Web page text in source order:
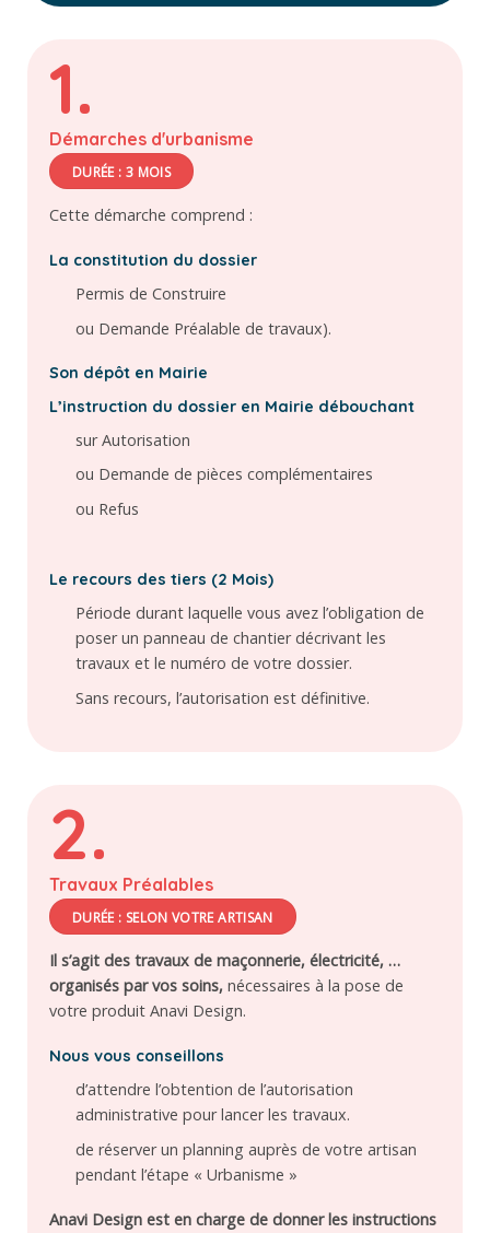
1.
Démarches d'urbanisme
DURÉE : 3 MOIS
Cette démarche comprend :
La constitution du dossier
Permis de Construire
ou Demande Préalable de travaux).
Son dépôt en Mairie
L’instruction du dossier en Mairie débouchant
sur Autorisation
ou Demande de pièces complémentaires
ou Refus
Le recours des tiers (2 Mois)
Période durant laquelle vous avez l’obligation de
poser un panneau de chantier décrivant les
travaux et le numéro de votre dossier.
Sans recours, l’autorisation est définitive.
2.
Travaux Préalables
DURÉE : SELON VOTRE ARTISAN
Il s’agit des travaux de maçonnerie, électricité, …
organisés par vos soins, nécessaires à la pose de
votre produit Anavi Design.
Nous vous conseillons
d’attendre l’obtention de l’autorisation
administrative pour lancer les travaux.
de réserver un planning auprès de votre artisan
pendant l’étape « Urbanisme »
Anavi Design est en charge de donner les instructions